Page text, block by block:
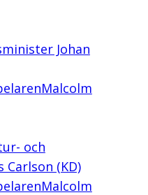
Johan
Malcolm
och
(KD)
Malcolm